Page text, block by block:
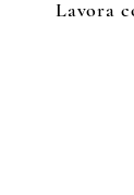
Lavora